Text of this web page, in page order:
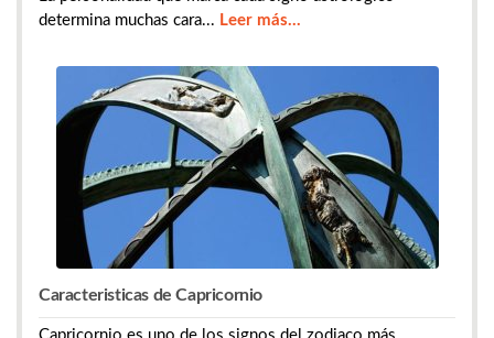
determina muchas cara... Leer más...
Caracteristicas de Capricornio